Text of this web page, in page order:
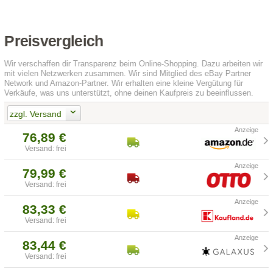
Preisvergleich
Wir verschaffen dir Transparenz beim Online-Shopping. Dazu arbeiten wir
mit vielen Netzwerken zusammen. Wir sind Mitglied des eBay Partner
Network und Amazon-Partner. Wir erhalten eine kleine Vergütung für
Verkäufe, was uns unterstützt, ohne deinen Kaufpreis zu beeinflussen.
zzgl. Versand
76,89 €
Versand: frei
79,99 €
Versand: frei
83,33 €
Versand: frei
83,44 €
Versand: frei